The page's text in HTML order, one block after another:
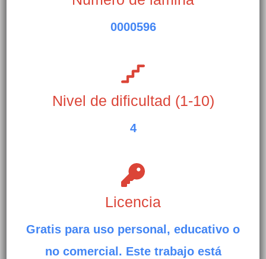
0000596
Nivel de dificultad (1-10)
4
Licencia
Gratis para uso personal, educativo o
no comercial. Este trabajo está